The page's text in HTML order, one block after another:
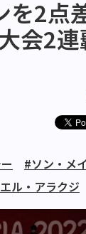
を2点
会2
#ソン・メ
ル・アラクジ